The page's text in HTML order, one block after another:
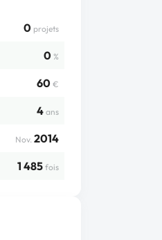
0 projets
0 %
60 €
4 ans
Nov. 2014
1 485 fois